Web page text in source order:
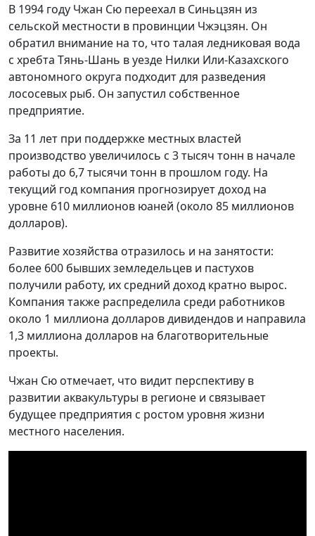
В 1994 году Чжан Сю переехал в Синьцзян из
сельской местности в провинции Чжэцзян. Он
обратил внимание на то, что талая ледниковая вода
с хребта Тянь-Шань в уезде Нилки Или-Казахского
автономного округа подходит для разведения
лососевых рыб. Он запустил собственное
предприятие.
За 11 лет при поддержке местных властей
производство увеличилось с 3 тысяч тонн в начале
работы до 6,7 тысячи тонн в прошлом году. На
текущий год компания прогнозирует доход на
уровне 610 миллионов юаней (около 85 миллионов
долларов).
Развитие хозяйства отразилось и на занятости:
более 600 бывших земледельцев и пастухов
получили работу, их средний доход кратно вырос.
Компания также распределила среди работников
около 1 миллиона долларов дивидендов и направила
1,3 миллиона долларов на благотворительные
проекты.
Чжан Сю отмечает, что видит перспективу в
развитии аквакультуры в регионе и связывает
будущее предприятия с ростом уровня жизни
местного населения.